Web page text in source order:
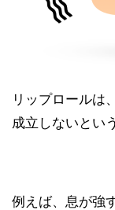
リップロールは
成立しないとい
例えば、息が強